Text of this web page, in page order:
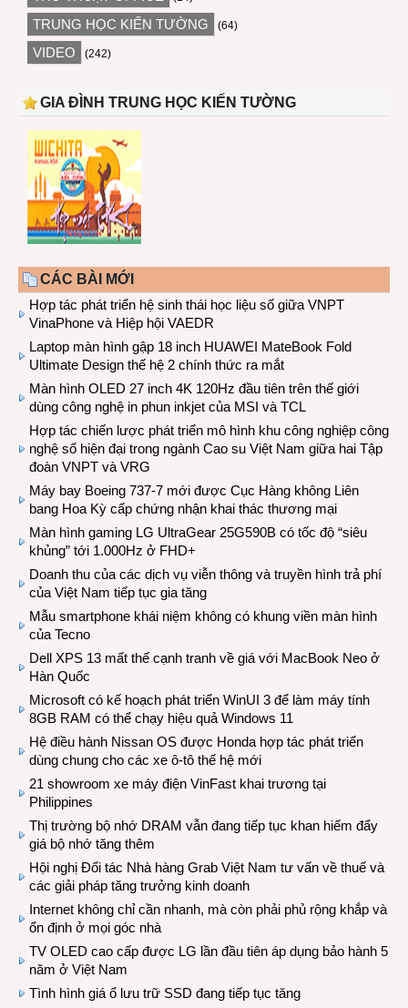
TRUNG HỌC KIẾN TƯỜNG (64)
VIDEO (242)
GIA ĐÌNH TRUNG HỌC KIẾN TƯỜNG
CÁC BÀI MỚI
Hợp tác phát triển hệ sinh thái học liệu số giữa VNPT
VinaPhone và Hiệp hội VAEDR
Laptop màn hình gập 18 inch HUAWEI MateBook Fold
Ultimate Design thế hệ 2 chính thức ra mắt
Màn hình OLED 27 inch 4K 120Hz đầu tiên trên thế giới
dùng công nghệ in phun inkjet của MSI và TCL
Hợp tác chiến lược phát triển mô hình khu công nghiệp công
nghệ số hiện đại trong ngành Cao su Việt Nam giữa hai Tập
đoàn VNPT và VRG
Máy bay Boeing 737-7 mới được Cục Hàng không Liên
bang Hoa Kỳ cấp chứng nhận khai thác thương mại
Màn hình gaming LG UltraGear 25G590B có tốc độ “siêu
khủng” tới 1.000Hz ở FHD+
Doanh thu của các dịch vụ viễn thông và truyền hình trả phí
của Việt Nam tiếp tục gia tăng
Mẫu smartphone khái niệm không có khung viền màn hình
của Tecno
Dell XPS 13 mất thế cạnh tranh về giá với MacBook Neo ở
Hàn Quốc
Microsoft có kế hoạch phát triển WinUI 3 để làm máy tính
8GB RAM có thể chạy hiệu quả Windows 11
Hệ điều hành Nissan OS được Honda hợp tác phát triển
dùng chung cho các xe ô-tô thế hệ mới
21 showroom xe máy điện VinFast khai trương tại
Philippines
Thị trường bộ nhớ DRAM vẫn đang tiếp tục khan hiếm đẩy
giá bộ nhớ tăng thêm
Hội nghị Đối tác Nhà hàng Grab Việt Nam tư vấn về thuế và
các giải pháp tăng trưởng kinh doanh
Internet không chỉ cần nhanh, mà còn phải phủ rộng khắp và
ổn định ở mọi góc nhà
TV OLED cao cấp được LG lần đầu tiên áp dụng bảo hành 5
năm ở Việt Nam
Tình hình giá ổ lưu trữ SSD đang tiếp tục tăng